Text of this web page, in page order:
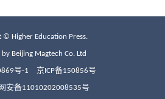
© Higher Education Press.
by Beijing Magtech Co. Ltd
号-1 京ICP备150856号
安备11010202008535号